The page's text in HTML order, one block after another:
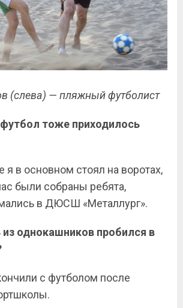
(слева) — пляжный футболист
тоже приходилось
я в основном стоял на воротах,
были собраны ребята,
в ДЮСШ «Металлург».
однокашников пробился в
с футболом после